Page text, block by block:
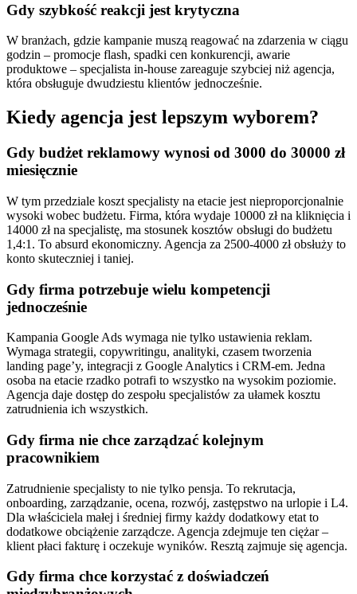
Gdy szybkość reakcji jest krytyczna
W branżach, gdzie kampanie muszą reagować na zdarzenia w ciągu
godzin – promocje flash, spadki cen konkurencji, awarie
produktowe – specjalista in-house zareaguje szybciej niż agencja,
która obsługuje dwudziestu klientów jednocześnie.
Kiedy agencja jest lepszym wyborem?
Gdy budżet reklamowy wynosi od 3000 do 30000 zł
miesięcznie
W tym przedziale koszt specjalisty na etacie jest nieproporcjonalnie
wysoki wobec budżetu. Firma, która wydaje 10000 zł na kliknięcia i
14000 zł na specjalistę, ma stosunek kosztów obsługi do budżetu
1,4:1. To absurd ekonomiczny. Agencja za 2500-4000 zł obsłuży to
konto skuteczniej i taniej.
Gdy firma potrzebuje wielu kompetencji
jednocześnie
Kampania Google Ads wymaga nie tylko ustawienia reklam.
Wymaga strategii, copywritingu, analityki, czasem tworzenia
landing page’y, integracji z Google Analytics i CRM-em. Jedna
osoba na etacie rzadko potrafi to wszystko na wysokim poziomie.
Agencja daje dostęp do zespołu specjalistów za ułamek kosztu
zatrudnienia ich wszystkich.
Gdy firma nie chce zarządzać kolejnym
pracownikiem
Zatrudnienie specjalisty to nie tylko pensja. To rekrutacja,
onboarding, zarządzanie, ocena, rozwój, zastępstwo na urlopie i L4.
Dla właściciela małej i średniej firmy każdy dodatkowy etat to
dodatkowe obciążenie zarządcze. Agencja zdejmuje ten ciężar –
klient płaci fakturę i oczekuje wyników. Resztą zajmuje się agencja.
Gdy firma chce korzystać z doświadczeń